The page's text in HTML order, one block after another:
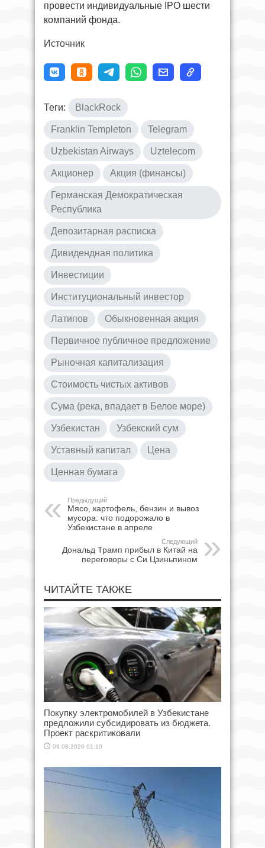
провести индивидуальные IPO шести
компаний фонда.
Источник
Теги: BlackRock
Franklin Templeton Telegram
Uzbekistan Airways Uztelecom
Акционер Акция (финансы)
Германская Демократическая
Республика
Депозитарная расписка
Дивидендная политика
Инвестиции
Институциональный инвестор
Латипов Обыкновенная акция
Первичное публичное предложение
Рыночная капитализация
Стоимость чистых активов
Сума (река, впадает в Белое море)
Узбекистан Узбекский сум
Уставный капитал Цена
Ценная бумага
Предыдущий
Мясо, картофель, бензин и вывоз
мусора: что подорожало в
Узбекистане в апреле
Следующий
Дональд Трамп прибыл в Китай на
переговоры с Си Цзиньпином
ЧИТАЙТЕ ТАКЖЕ
Покупку электромобилей в Узбекистане
предложили субсидировать из бюджета.
Проект раскритиковали
09.08.2026 01:10